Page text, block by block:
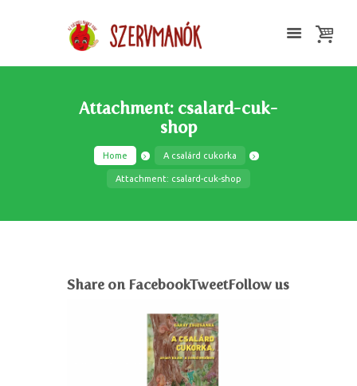
Attachment: csalard-cuk-
shop
Home A csalárd cukorka
Attachment: csalard-cuk-shop
Share on FacebookTweetFollow us